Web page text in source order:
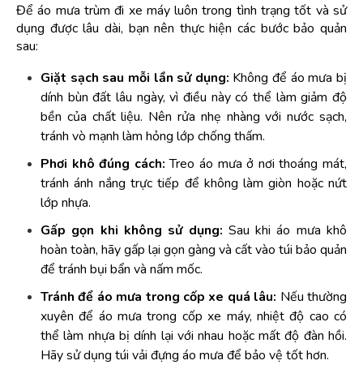
Để áo mưa trùm đi xe máy luôn trong tình trạng tốt và sử
dụng được lâu dài, bạn nên thực hiện các bước bảo quản
sau:
Giặt sạch sau mỗi lần sử dụng: Không để áo mưa bị
dính bùn đất lâu ngày, vì điều này có thể làm giảm độ
bền của chất liệu. Nên rửa nhẹ nhàng với nước sạch,
tránh vò mạnh làm hỏng lớp chống thấm.
Phơi khô đúng cách: Treo áo mưa ở nơi thoáng mát,
tránh ánh nắng trực tiếp để không làm giòn hoặc nứt
lớp nhựa.
Gấp gọn khi không sử dụng: Sau khi áo mưa khô
hoàn toàn, hãy gấp lại gọn gàng và cất vào túi bảo quản
để tránh bụi bẩn và nấm mốc.
Tránh để áo mưa trong cốp xe quá lâu: Nếu thường
xuyên để áo mưa trong cốp xe máy, nhiệt độ cao có
thể làm nhựa bị dính lại với nhau hoặc mất độ đàn hồi.
Hãy sử dụng túi vải đựng áo mưa để bảo vệ tốt hơn.